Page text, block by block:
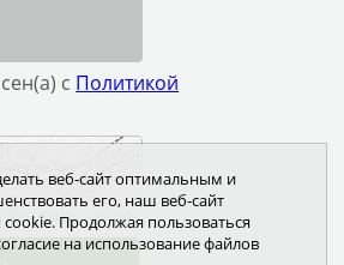
с Политикой
число
веб-сайт оптимальным и
его, наш веб-сайт
Продолжая пользоваться
на использование файлов